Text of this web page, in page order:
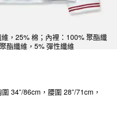
，25% 棉；內裡：100% 聚酯纖
酯纖維，5% 彈性纖維
34”/86cm，腰圍 28”/71cm，